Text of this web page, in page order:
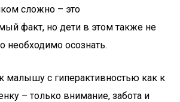
сложно – это
факт, но дети в этом также не
необходимо осознать.
малышу с гиперактивностью как к
– только внимание, забота и